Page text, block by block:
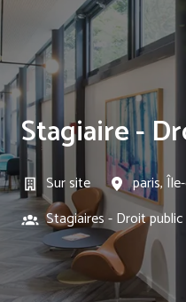
Stagiaire -
Sur site paris,
Stagiaires - Droit public